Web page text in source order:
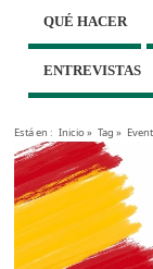
QUÉ HACER
ENTREVISTAS
Está en : Inicio» Tag »